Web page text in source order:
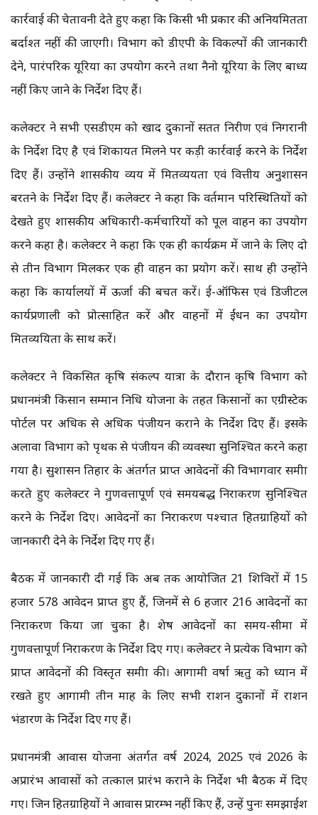
कार्रवाई की चेतावनी देते हुए कहा कि किसी भी प्रकार की अनियमितता
बर्दाश्त नहीं की जाएगी। विभाग को डीएपी के विकल्पों की जानकारी
देने, पारंपरिक यूरिया का उपयोग करने तथा नैनो यूरिया के लिए बाध्य
नहीं किए जाने के निर्देश दिए हैं।
कलेक्टर ने सभी एसडीएम को खाद दुकानों सतत निरीक्षण एवं निगरानी
के निर्देश दिए है एवं शिकायत मिलने पर कड़ी कार्रवाई करने के निर्देश
दिए हैं। उन्होंने शासकीय व्यय में मितव्ययता एवं वित्तीय अनुशासन
बरतने के निर्देश दिए हैं। कलेक्टर ने कहा कि वर्तमान परिस्थितियों को
देखते हुए शासकीय अधिकारी-कर्मचारियों को पूल वाहन का उपयोग
करने कहा है। कलेक्टर ने कहा कि एक ही कार्यक्रम में जाने के लिए दो
से तीन विभाग मिलकर एक ही वाहन का प्रयोग करें। साथ ही उन्होंने
कहा कि कार्यालयों में ऊर्जा की बचत करें। ई-ऑफिस एवं डिजीटल
कार्यप्रणाली को प्रोत्साहित करें और वाहनों में ईंधन का उपयोग
मितव्ययिता के साथ करें।
कलेक्टर ने विकसित कृषि संकल्प यात्रा के दौरान कृषि विभाग को
प्रधानमंत्री किसान सम्मान निधि योजना के तहत किसानों का एग्रीस्टेक
पोर्टल पर अधिक से अधिक पंजीयन कराने के निर्देश दिए हैं। इसके
अलावा विभाग को पृथक से पंजीयन की व्यवस्था सुनिश्चित करने कहा
गया है। सुशासन तिहार के अंतर्गत प्राप्त आवेदनों की विभागवार समीक्षा
करते हुए कलेक्टर ने गुणवत्तापूर्ण एवं समयबद्ध निराकरण सुनिश्चित
करने के निर्देश दिए। आवेदनों का निराकरण पश्चात हितग्राहियों को
जानकारी देने के निर्देश दिए गए हैं।
बैठक में जानकारी दी गई कि अब तक आयोजित 21 शिविरों में 15
हजार 578 आवेदन प्राप्त हुए हैं, जिनमें से 6 हजार 216 आवेदनों का
निराकरण किया जा चुका है। शेष आवेदनों का समय-सीमा में
गुणवत्तापूर्ण निराकरण के निर्देश दिए गए। कलेक्टर ने प्रत्येक विभाग को
प्राप्त आवेदनों की विस्तृत समीक्षा की। आगामी वर्षा ऋतु को ध्यान में
रखते हुए आगामी तीन माह के लिए सभी राशन दुकानों में राशन
भंडारण के निर्देश दिए गए हैं।
प्रधानमंत्री आवास योजना अंतर्गत वर्ष 2024, 2025 एवं 2026 के
अप्रारंभ आवासों को तत्काल प्रारंभ कराने के निर्देश भी बैठक में दिए
गए। जिन हितग्राहियों ने आवास प्रारम्भ नहीं किए हैं, उन्हें पुनः समझाईश